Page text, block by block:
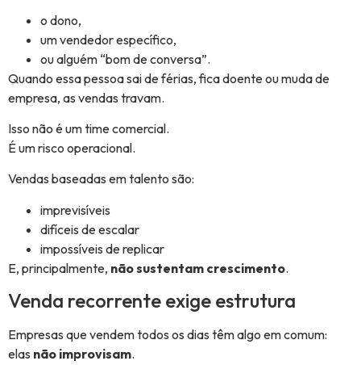
o dono,
um vendedor específico,
ou alguém “bom de conversa”.
Quando essa pessoa sai de férias, fica doente ou muda de
empresa, as vendas travam.
Isso não é um time comercial.
É um risco operacional.
Vendas baseadas em talento são:
imprevisíveis
difíceis de escalar
impossíveis de replicar
E, principalmente, não sustentam crescimento.
Venda recorrente exige estrutura
Empresas que vendem todos os dias têm algo em comum:
elas não improvisam.